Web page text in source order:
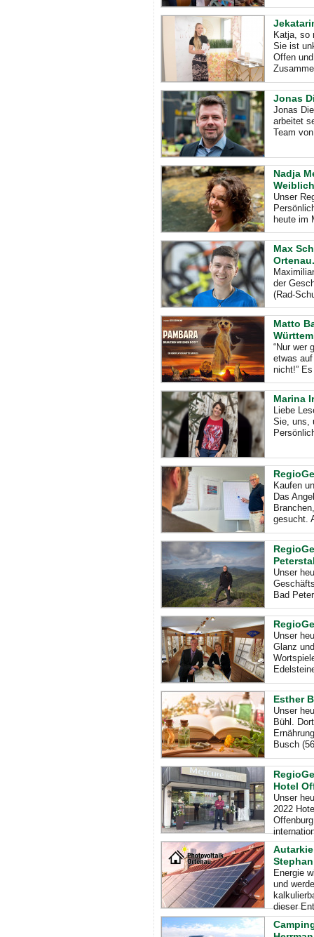
Katja, so
Sie ist
Offen
Jonas
Jonas
arbeitet
Team
Nadja
Unser
heute im
Max
Ortenau.
der
(Rad-
Matto
“Nur wer
etwas
nicht!”
Marina
Liebe
Sie, uns,
Kaufen
Das
gesucht.
Unser
Bad
Unser
Glanz
Esther
Unser
Bühl.
Busch
Hotel
Unser
2022
Energie
und
dieser